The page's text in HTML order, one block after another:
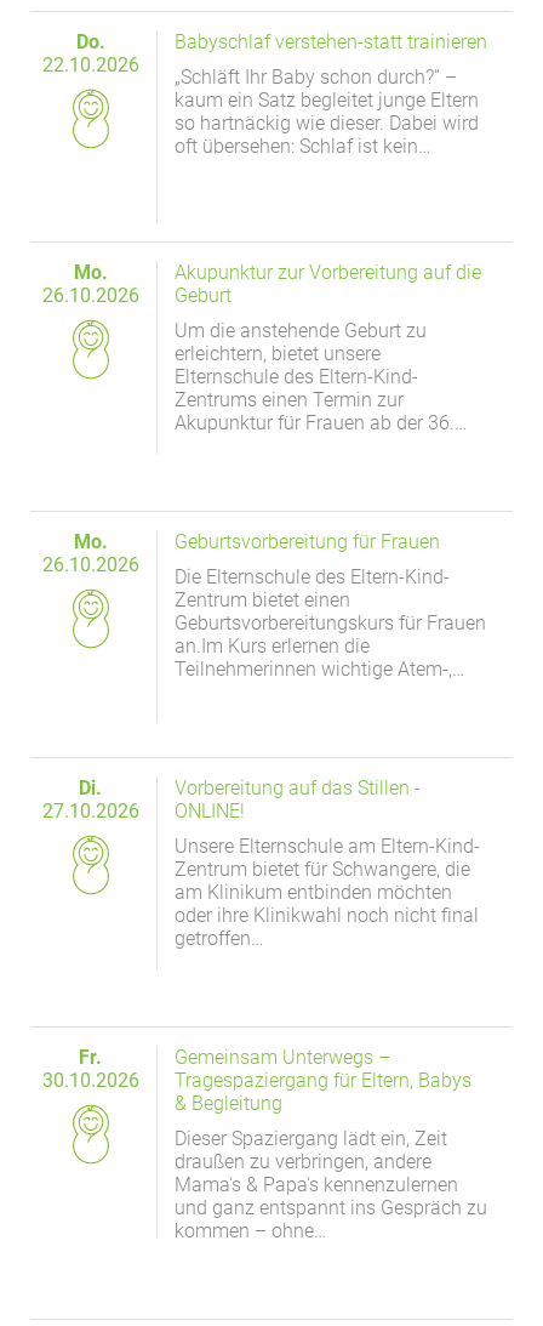
Do.
22.10.2026
Babyschlaf verstehen-statt trainieren
„Schläft Ihr Baby schon durch?“ –
kaum ein Satz begleitet junge Eltern
so hartnäckig wie dieser. Dabei wird
oft übersehen: Schlaf ist kein…
Mo.
26.10.2026
Akupunktur zur Vorbereitung auf die
Geburt
Um die anstehende Geburt zu
erleichtern, bietet unsere
Elternschule des Eltern-Kind-
Zentrums einen Termin zur
Akupunktur für Frauen ab der 36.…
Mo.
26.10.2026
Geburtsvorbereitung für Frauen
Die Elternschule des Eltern-Kind-
Zentrum bietet einen
Geburtsvorbereitungskurs für Frauen
an.Im Kurs erlernen die
Teilnehmerinnen wichtige Atem-,…
Di.
27.10.2026
Vorbereitung auf das Stillen -
ONLINE!
Unsere Elternschule am Eltern-Kind-
Zentrum bietet für Schwangere, die
am Klinikum entbinden möchten
oder ihre Klinikwahl noch nicht final
getroffen…
Fr.
30.10.2026
Gemeinsam Unterwegs –
Tragespaziergang für Eltern, Babys
& Begleitung
Dieser Spaziergang lädt ein, Zeit
draußen zu verbringen, andere
Mama's & Papa's kennenzulernen
und ganz entspannt ins Gespräch zu
kommen – ohne…